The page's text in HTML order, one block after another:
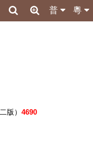
粵
普
版） 4690